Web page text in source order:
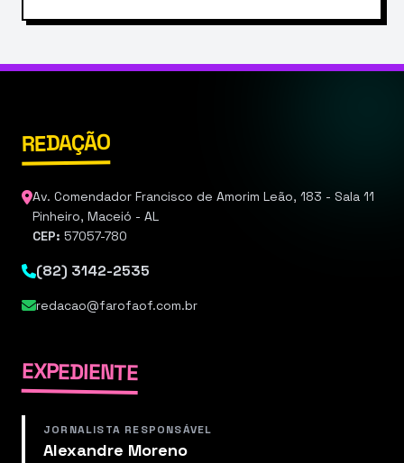
REDAÇÃO
Av. Comendador Francisco de Amorim Leão, 183 - Sala 11
Pinheiro, Maceió - AL
CEP: 57057-780
(82) 3142-2535
redacao@farofaof.com.br
EXPEDIENTE
JORNALISTA RESPONSÁVEL
Alexandre Moreno